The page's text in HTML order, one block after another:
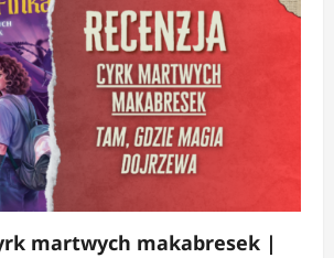
martwych makabresek |